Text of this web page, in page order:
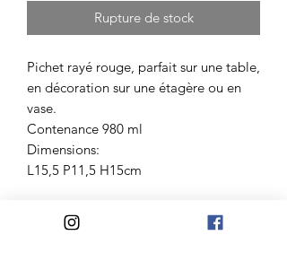
Rupture de stock
Pichet rayé rouge, parfait sur une table,
en décoration sur une étagère ou en
vase.
Contenance 980 ml
Dimensions:
L15,5 P11,5 H15cm